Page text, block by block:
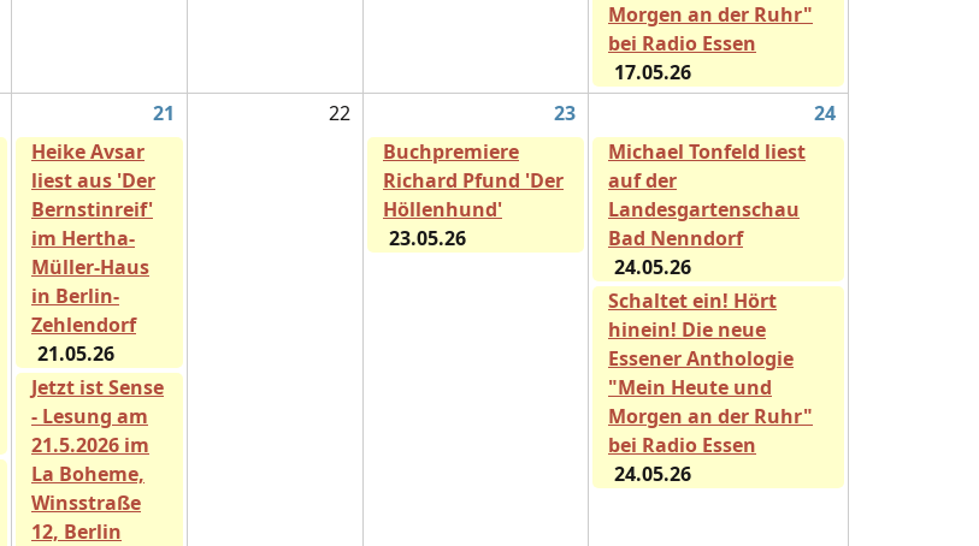
Morgen an der Ruhr"
bei Radio Essen
17.05.26
21 22 23
24
Heike Avsar
liest aus 'Der
Bernstinreif'
im Hertha-
Müller-Haus
in Berlin-
Zehlendorf
21.05.26
Jetzt ist Sense
- Lesung am
21.5.2026 im
La Boheme,
Winsstraße
12, Berlin
Buchpremiere
Richard Pfund 'Der
Höllenhund'
23.05.26
Michael Tonfeld liest
auf der
Landesgartenschau
Bad Nenndorf
24.05.26
Schaltet ein! Hört
hinein! Die neue
Essener Anthologie
"Mein Heute und
Morgen an der Ruhr"
bei Radio Essen
24.05.26